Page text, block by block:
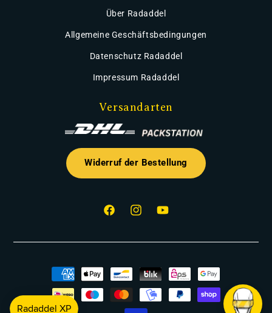
Über Radaddel
Allgemeine Geschäftsbedingungen
Datenschutz Radaddel
Impressum Radaddel
Versandarten
Widerruf der Bestellung
FacebookInstagramYouTube
Zahlungsmethoden